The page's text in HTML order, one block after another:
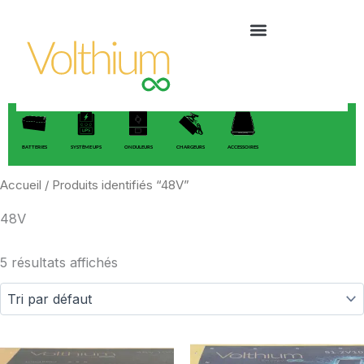
contenu
BATTERIES SYSTÈME UPS ONDULEURS CHARGEURS ACCESSOIRES
Accueil / Produits identifiés “48V”
48V
5 résultats affichés
Plage
Ce